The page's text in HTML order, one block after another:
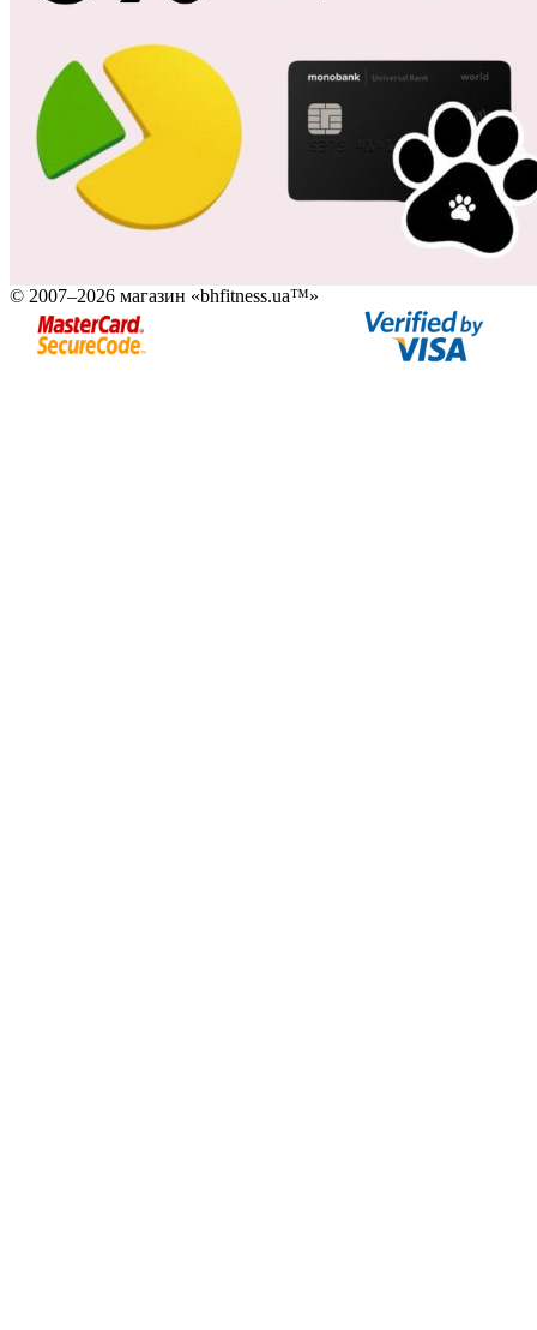
© 2007–2026 магазин «bhfitness.ua™»